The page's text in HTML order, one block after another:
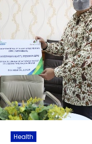
Health